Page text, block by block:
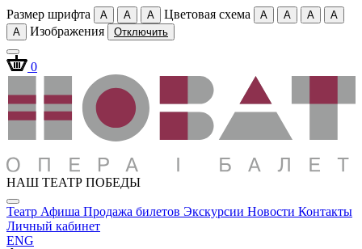
Размер шрифта A A A Цветовая схема A A A
A
A
Изображения Отключить
0
НАШ ТЕАТР ПОБЕДЫ
Театр Афиша Продажа билетов Экскурсии Новости Контакты
Личный кабинет
ENG